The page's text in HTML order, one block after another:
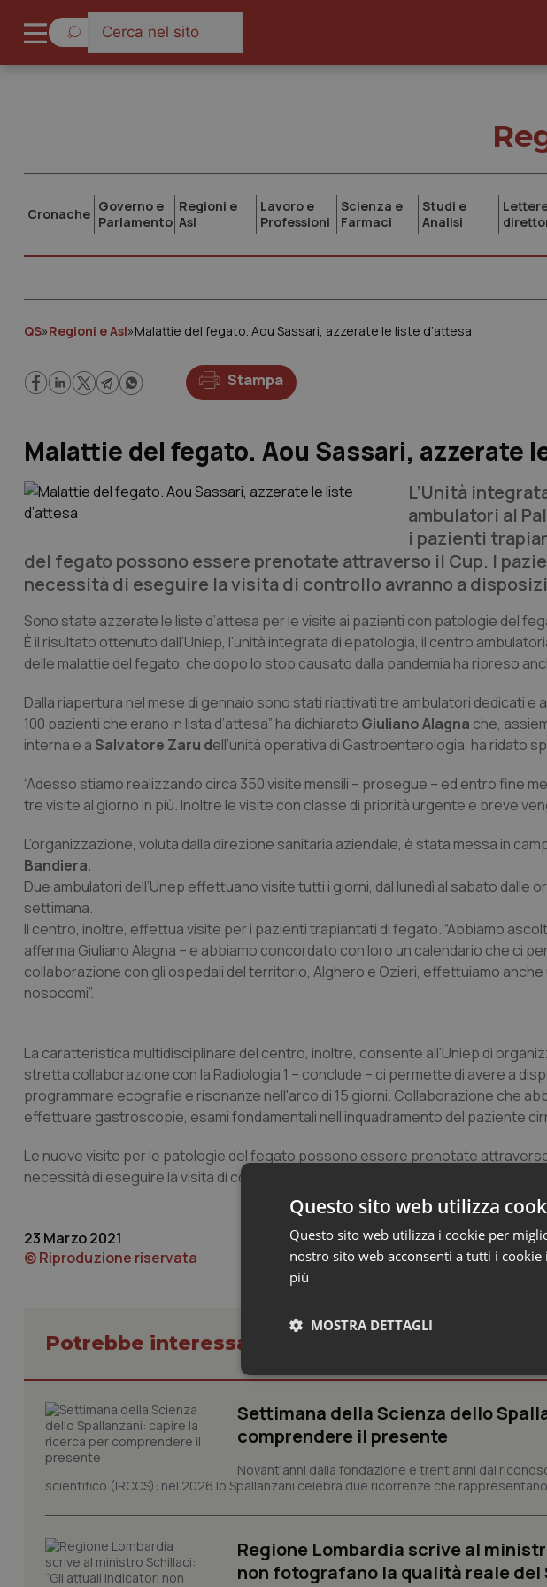
Cronache Governo e
Parlamento
Regioni e
Asl
Lavoro e
Professioni
Scienza e
Farmaci
Studi e
Analisi
QS»Regioni e Asl»Malattie del fegato. Aou Sassari, azzerate le liste d’attesa
Stampa
Malattie del fegato. Aou Sassari, azzerate
L’Unità
ambulatori al
i pazienti
del fegato possono essere prenotate attraverso il Cup. I
necessità di eseguire la visita di controllo avranno a
Sono state azzerate le liste d’attesa per le visite ai pazienti con patologie del
È il risultato ottenuto dall’Uniep, l’unità integrata di epatologia, il centro
delle malattie del fegato, che dopo lo stop causato dalla pandemia ha ripreso
Dalla riapertura nel mese di gennaio sono stati riattivati tre ambulatori dedicati e
100 pazienti che erano in lista d’attesa” ha dichiarato Giuliano Alagna che,
interna e a Salvatore Zaru dell’unità operativa di Gastroenterologia, ha ridato
“Adesso stiamo realizzando circa 350 visite mensili – prosegue – ed entro fine
tre visite al giorno in più. Inoltre le visite con classe di priorità urgente e breve
L’organizzazione, voluta dalla direzione sanitaria aziendale, è stata messa in
Bandiera.
Due ambulatori dell’Unep effettuano visite tutti i giorni, dal lunedì al sabato dalle
settimana.
Il centro, inoltre, effettua visite per i pazienti trapiantati di fegato. “Abbiamo
afferma Giuliano Alagna – e abbiamo concordato con loro un calendario che ci
collaborazione con gli ospedali del territorio, Alghero e Ozieri, effettuiamo anche
nosocomi”.
La caratteristica multidisciplinare del centro, inoltre, consente all’Uniep di
stretta collaborazione con la Radiologia 1 – conclude – ci permette di avere a
programmare ecografie e risonanze nell'arco di 15 giorni. Collaborazione che
effettuare gastroscopie, esami fondamentali nell’inquadramento del paziente
Le nuove visite per le patologie del fegato possono essere prenotate
necessità di eseguire la visita di controllo possono chiamare ai numeri 079
23 Marzo 2021
© Riproduzione riservata
Potrebbe interessarti in Regioni e Asl
Settimana della Scienza dello
comprendere il presente
Novant'anni dalla fondazione e trent'anni dal
scientifico (IRCCS): nel 2026 lo Spallanzani celebra due ricorrenze che
Regione Lombardia scrive al
non fotografano la qualità reale del
Questo sito web utilizza
Questo sito web utilizza i cookie per
nostro sito web acconsenti a tutti i
più
MOSTRA DETTAGLI
Necessari
e l'accesso alle aree protette del sito. Il sito web non
Nome
Fornitore /